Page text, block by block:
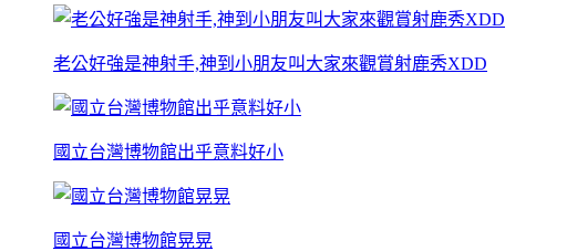
老公好強是神射手,神到小朋友叫大家來觀賞射鹿秀XDD
國立台灣博物館出乎意料好小
國立台灣博物館晃晃